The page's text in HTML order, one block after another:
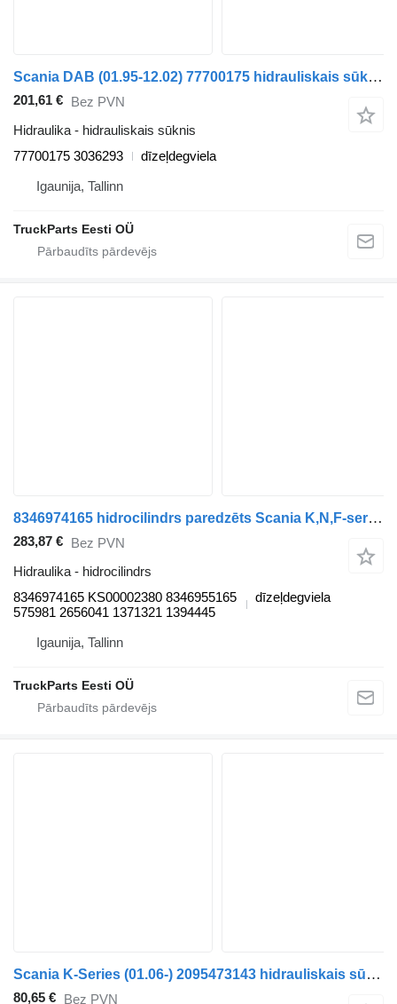
Scania DAB (01.95-12.02) 77700175 hidrauliskais sūknis paredzēts Scania 4-series bus (1995-2006) autobusa
201,61 € Bez PVN
Hidraulika - hidrauliskais sūknis
77700175 3036293
dīzeļdegviela
Igaunija, Tallinn
TruckParts Eesti OÜ
8346974165 hidrocilindrs paredzēts Scania K,N,F-series (2006-) autobusa
283,87 € Bez PVN
Hidraulika - hidrocilindrs
8346974165 KS00002380 8346955165
575981 2656041 1371321 1394445
dīzeļdegviela
Igaunija, Tallinn
TruckParts Eesti OÜ
Scania K-Series (01.06-) 2095473143 hidrauliskais sūknis paredzēts Scania K,N,F-series bus (2006-) autobusa
80,65 € Bez PVN